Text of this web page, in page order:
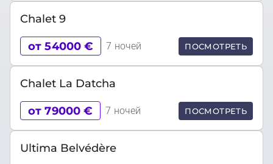
Chalet 9
от 54000 € 7 ночей ПОСМОТРЕТЬ
Chalet La Datcha
от 79000 € 7 ночей ПОСМОТРЕТЬ
Ultima Belvédère